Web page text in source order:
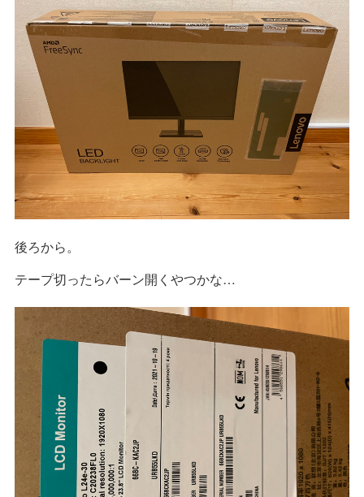
後ろから。
テープ切ったらバーン開くやつかな…